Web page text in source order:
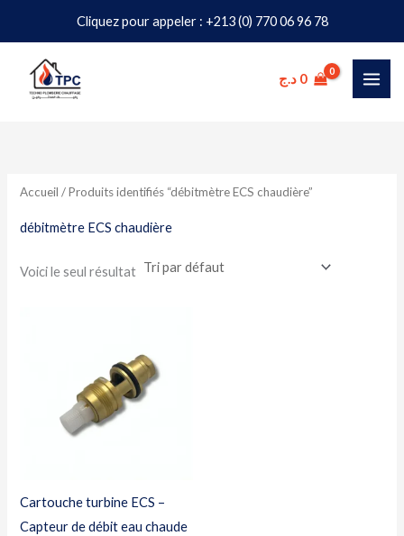
Cliquez pour appeler : +213 (0) 770 06 96 78
contenu
0 د.ج
Accueil / Produits identifiés “débitmètre ECS chaudière”
débitmètre ECS chaudière
Voici le seul résultat
Cartouche turbine ECS –
Capteur de débit eau chaude